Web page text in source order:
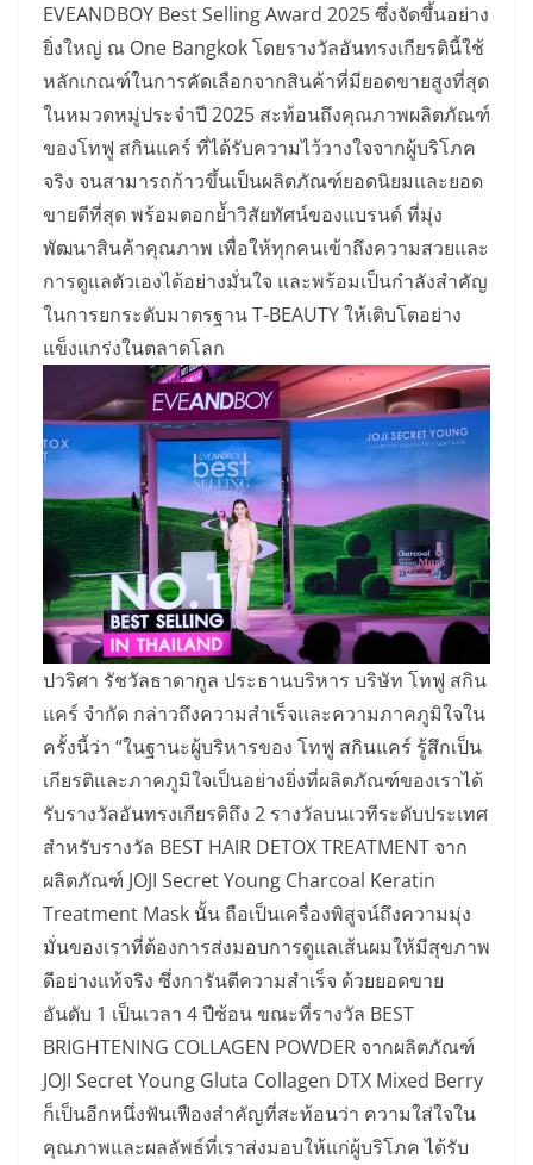
EVEANDBOY Best Selling Award 2025 ซึ่งจัดขึ้นอย่าง
ยิ่งใหญ่ ณ One Bangkok โดยรางวัลอันทรงเกียรตินี้ใช้
หลักเกณฑ์ในการคัดเลือกจากสินค้าที่มียอดขายสูงที่สุด
ในหมวดหมู่ประจำปี 2025 สะท้อนถึงคุณภาพผลิตภัณฑ์
ของโทฟู สกินแคร์ ที่ได้รับความไว้วางใจจากผู้บริโภค
จริง จนสามารถก้าวขึ้นเป็นผลิตภัณฑ์ยอดนิยมและยอด
ขายดีที่สุด พร้อมตอกย้ำวิสัยทัศน์ของแบรนด์ ที่มุ่ง
พัฒนาสินค้าคุณภาพ เพื่อให้ทุกคนเข้าถึงความสวยและ
การดูแลตัวเองได้อย่างมั่นใจ และพร้อมเป็นกำลังสำคัญ
ในการยกระดับมาตรฐาน T-BEAUTY ให้เติบโตอย่าง
แข็งแกร่งในตลาดโลก
ปวริศา รัชวัลธาดากูล ประธานบริหาร บริษัท โทฟู สกิน
แคร์ จำกัด กล่าวถึงความสำเร็จและความภาคภูมิใจใน
ครั้งนี้ว่า “ในฐานะผู้บริหารของ โทฟู สกินแคร์ รู้สึกเป็น
เกียรติและภาคภูมิใจเป็นอย่างยิ่งที่ผลิตภัณฑ์ของเราได้
รับรางวัลอันทรงเกียรติถึง 2 รางวัลบนเวทีระดับประเทศ
สำหรับรางวัล BEST HAIR DETOX TREATMENT จาก
ผลิตภัณฑ์ JOJI Secret Young Charcoal Keratin
Treatment Mask นั้น ถือเป็นเครื่องพิสูจน์ถึงความมุ่ง
มั่นของเราที่ต้องการส่งมอบการดูแลเส้นผมให้มีสุขภาพ
ดีอย่างแท้จริง ซึ่งการันตีความสำเร็จ ด้วยยอดขาย
อันดับ 1 เป็นเวลา 4 ปีซ้อน ขณะที่รางวัล BEST
BRIGHTENING COLLAGEN POWDER จากผลิตภัณฑ์
JOJI Secret Young Gluta Collagen DTX Mixed Berry
ก็เป็นอีกหนึ่งฟันเฟืองสำคัญที่สะท้อนว่า ความใส่ใจใน
คุณภาพและผลลัพธ์ที่เราส่งมอบให้แก่ผู้บริโภค ได้รับ